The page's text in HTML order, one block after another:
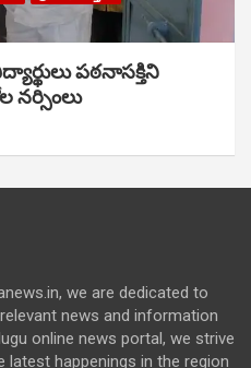
పఠ‌నాసక్తిని
we are dedicated to
news and information
online news portal, we strive
happenings in the region